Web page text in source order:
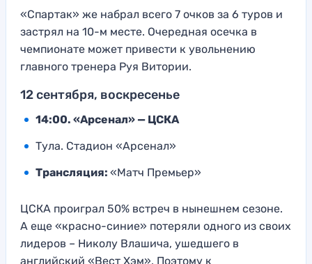
«Спартак» же набрал всего 7 очков за 6 туров и
застрял на 10-м месте. Очередная осечка в
чемпионате может привести к увольнению
главного тренера Руя Витории.
12 сентября, воскресенье
14:00. «Арсенал» — ЦСКА
Тула. Стадион «Арсенал»
Трансляция: «Матч Премьер»
ЦСКА проиграл 50% встреч в нынешнем сезоне.
А еще «красно-синие» потеряли одного из своих
лидеров – Николу Влашича, ушедшего в
английский «Вест Хэм». Поэтому к